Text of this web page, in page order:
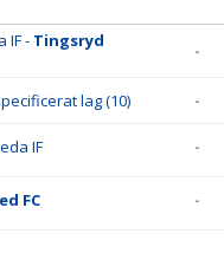
IF - Tingsryd
-
lag (10)
-
IF -
FC -